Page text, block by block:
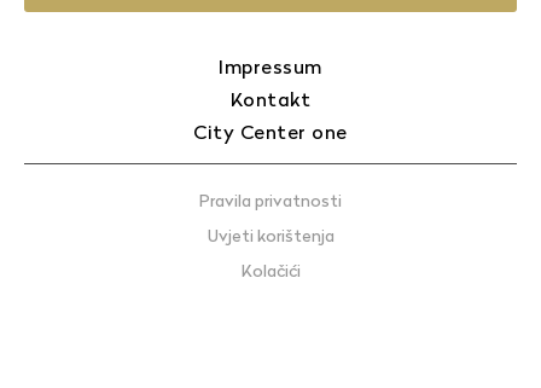
Impressum
Kontakt
City Center one
Pravila privatnosti
Uvjeti korištenja
Kolačići